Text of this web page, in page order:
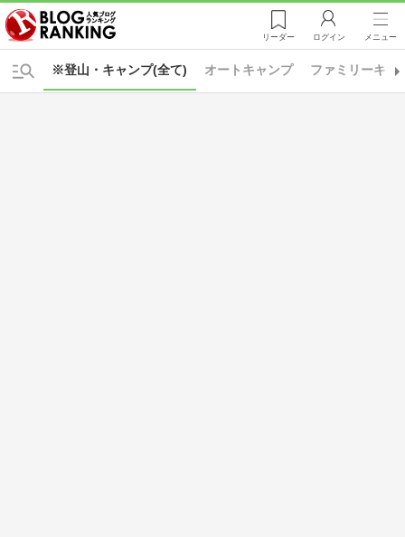
リーダー ログイン メニュー
※登山・キャンプ(全て) オートキャンプ ファミリーキャ